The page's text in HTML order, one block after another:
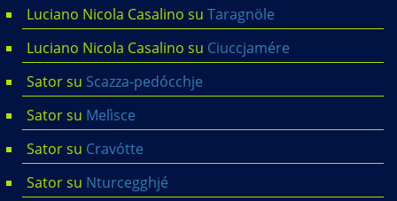
Luciano Nicola Casalino su Taragnöle
Luciano Nicola Casalino su Ciuccjamére
Satorsu Scazza-pedócchje
Satorsu Melìsce
Satorsu Cravótte
Satorsu Nturcegghjé